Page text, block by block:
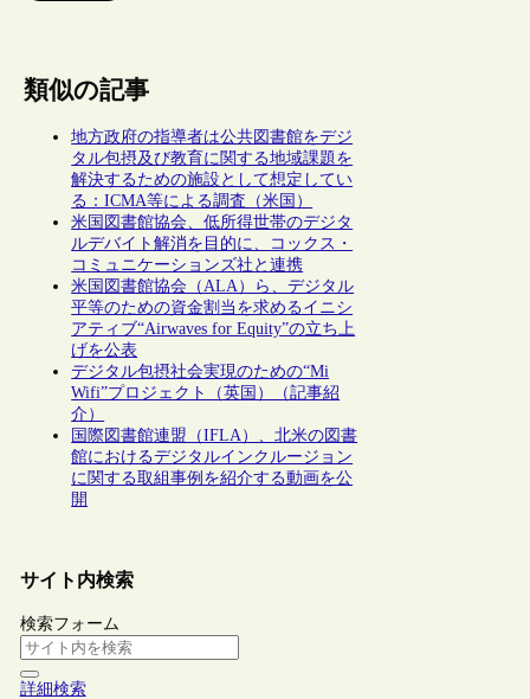
類似の記事
地方政府の指導者は公共図書館をデジ
タル包摂及び教育に関する地域課題を
解決するための施設として想定してい
る：ICMA等による調査（米国）
米国図書館協会、低所得世帯のデジタ
ルデバイト解消を目的に、コックス・
コミュニケーションズ社と連携
米国図書館協会（ALA）ら、デジタル
平等のための資金割当を求めるイニシ
アティブ“Airwaves for Equity”の立ち上
げを公表
デジタル包摂社会実現のための“Mi
Wifi”プロジェクト（英国）（記事紹
介）
国際図書館連盟（IFLA）、北米の図書
館におけるデジタルインクルージョン
に関する取組事例を紹介する動画を公
開
サイト内検索
検索フォーム
詳細検索